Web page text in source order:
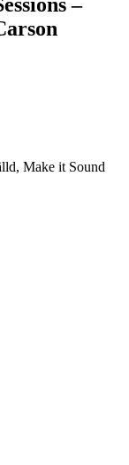
Make it Sound